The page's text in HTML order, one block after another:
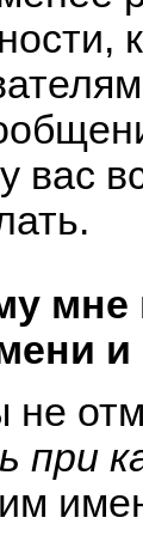
вас
мне
и
не
при